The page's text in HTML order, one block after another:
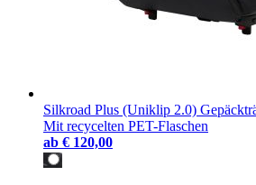
Silkroad Plus (Uniklip 2.0)
Mit recycelten PET-Flaschen
ab € 120,00